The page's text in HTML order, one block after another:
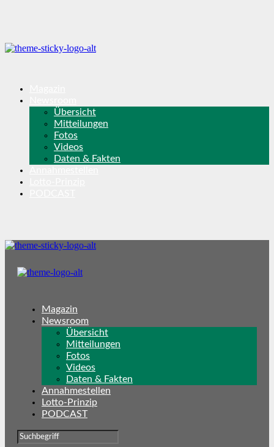
Übersicht
Mitteilungen
Fotos
Videos
Daten & Fakten
Magazin
Newsroom
Übersicht
Mitteilungen
Fotos
Videos
Daten & Fakten
Annahmestellen
Lotto-Prinzip
PODCAST